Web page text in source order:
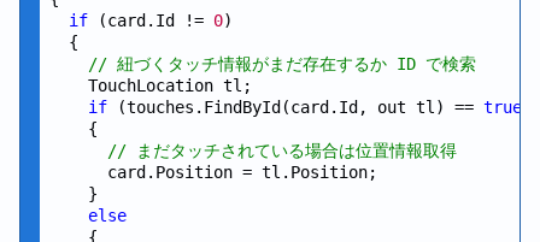
if (card.Id != 0)
  {
// 紐づくタッチ情報がまだ存在するか ID で検索
    TouchLocation tl;
if (touches.FindById(card.Id, out tl) == true
    {
// まだタッチされている場合は位置情報取得
      card.Position = tl.Position;
    }
else
    {